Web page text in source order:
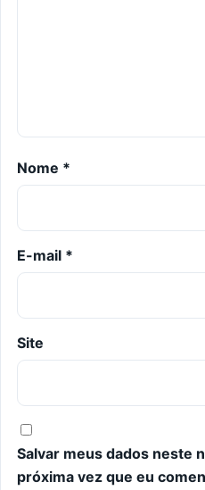
Nome *
E-mail *
Site
Salvar meus dados neste
próxima vez que eu